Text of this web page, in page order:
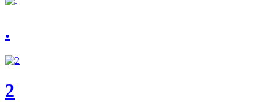
.
2